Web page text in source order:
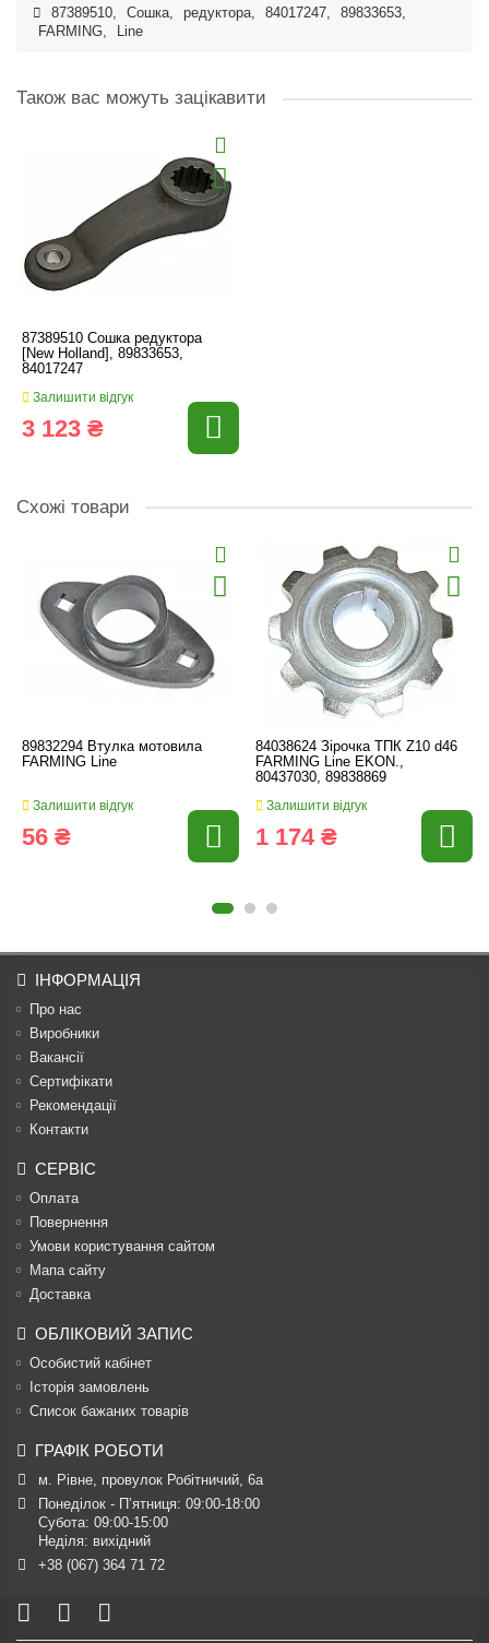
87389510, Сошка, редуктора, 84017247, 89833653,
FARMING, Line
Також вас можуть зацікавити
87389510 Сошка редуктора
[New Holland], 89833653,
84017247
Залишити відгук
3 123 ₴
Схожі товари
89832294 Втулка мотовила
FARMING Line
Залишити відгук
56 ₴
84038624 Зірочка ТПК Z10 d46
FARMING Line EKON.,
80437030, 89838869
Залишити відгук
1 174 ₴
ІНФОРМАЦІЯ
Про нас
Виробники
Вакансії
Сертифікати
Рекомендації
Контакти
СЕРВІС
Оплата
Повернення
Умови користування сайтом
Мапа сайту
Доставка
ОБЛІКОВИЙ ЗАПИС
Особистий кабінет
Історія замовлень
Список бажаних товарів
ГРАФІК РОБОТИ
м. Рівне, провулок Робітничий, 6а
Понеділок - П’ятниця: 09:00-18:00
Субота: 09:00-15:00
Неділя: вихідний
+38 (067) 364 71 72